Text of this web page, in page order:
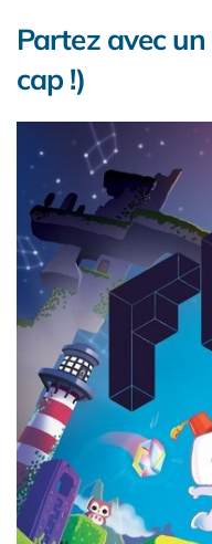
Partez avec
cap !)